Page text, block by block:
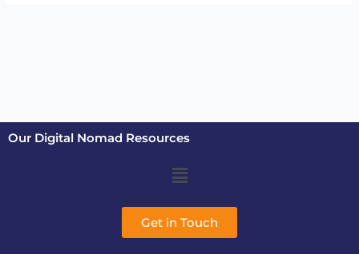
Our Digital Nomad Resources
Menu
Get in Touch